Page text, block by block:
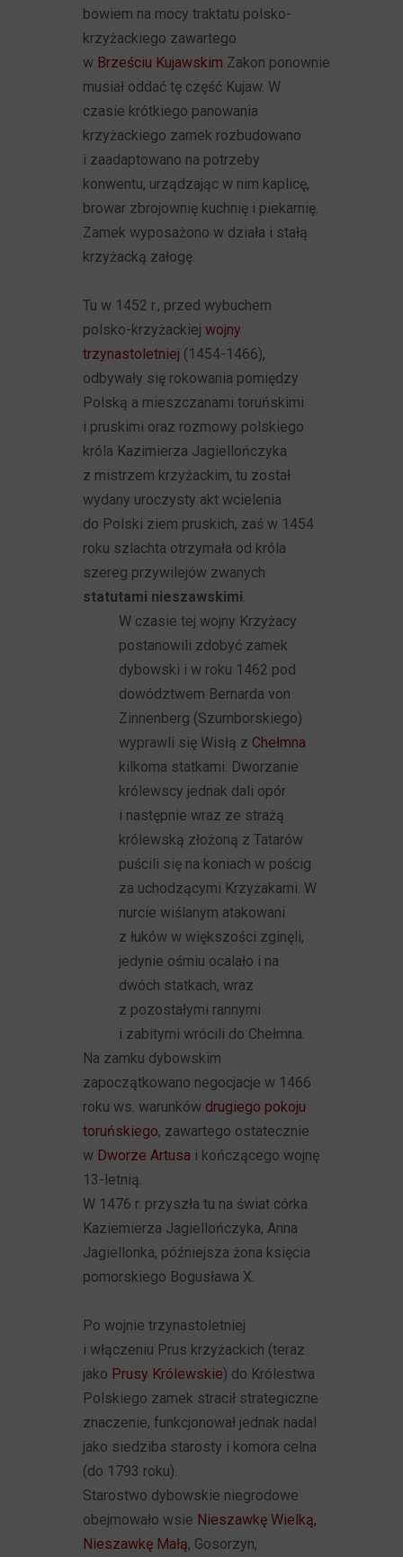
bowiem na mocy traktatu polsko-
krzyżackiego zawartego
w Brześciu Kujawskim Zakon ponownie
musiał oddać tę część Kujaw. W
czasie krótkiego panowania
krzyżackiego zamek rozbudowano
i zaadaptowano na potrzeby
konwentu, urządzając w nim kaplicę,
browar zbrojownię kuchnię i piekarnię.
Zamek wyposażono w działa i stałą
krzyżacką załogę.
Tu w 1452 r., przed wybuchem
polsko-krzyżackiejwojny
trzynastoletniej (1454-1466),
odbywały się rokowania pomiędzy
Polską a mieszczanami toruńskimi
i pruskimi oraz rozmowy polskiego
króla Kazimierza Jagiellończyka
z mistrzem krzyżackim, tu został
wydany uroczysty akt wcielenia
do Polski ziem pruskich, zaś w 1454
roku szlachta otrzymała od króla
szereg przywilejów zwanych
statutami nieszawskimi.
W czasie tej wojny Krzyżacy
postanowili zdobyć zamek
dybowski i w roku 1462 pod
dowództwem Bernarda von
Zinnenberg (Szumborskiego)
wyprawli się Wisłą z Chełmna
kilkoma statkami. Dworzanie
królewscy jednak dali opór
i następnie wraz ze strażą
królewską złożoną z Tatarów
puścili się na koniach w pościg
za uchodzącymi Krzyżakami. W
nurcie wiślanym atakowani
z łuków w większości zginęli,
jedynie ośmiu ocalało i na
dwóch statkach, wraz
z pozostałymi rannymi
i zabitymi wrócili do Chełmna.
Na zamku dybowskim
zapoczątkowano negocjacje w 1466
roku ws. warunków drugiego pokoju
toruńskiego, zawartego ostatecznie
w Dworze Artusa i kończącego wojnę
13-letnią.
W 1476 r. przyszła tu na świat córka
Kaziemierza Jagiellończyka, Anna
Jagiellonka, późniejsza żona księcia
pomorskiego Bogusława X.
Po wojnie trzynastoletniej
i włączeniu Prus krzyżackich (teraz
jako Prusy Królewskie) do Królestwa
Polskiego zamek stracił strategiczne
znaczenie, funkcjonował jednak nadal
jako siedziba starosty i komora celna
(do 1793 roku).
Starostwo dybowskie niegrodowe
obejmowało wsie Nieszawkę Wielką,
Nieszawkę Małą, Gosorzyn,